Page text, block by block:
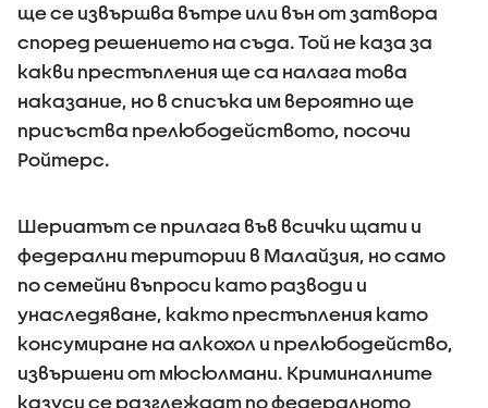
ще се извършва вътре или вън от затвора
според решението на съда. Той не каза за
какви престъпления ще са налага това
наказание, но в списъка им вероятно ще
присъства прелюбодейството, посочи
Ройтерс.
Шериатът се прилага във всички щати и
федерални територии в Малайзия, но само
по семейни въпроси като разводи и
унаследяване, както престъпления като
консумиране на алкохол и прелюбодейство,
извършени от мюсюлмани. Криминалните
казуси се разглеждат по федералното